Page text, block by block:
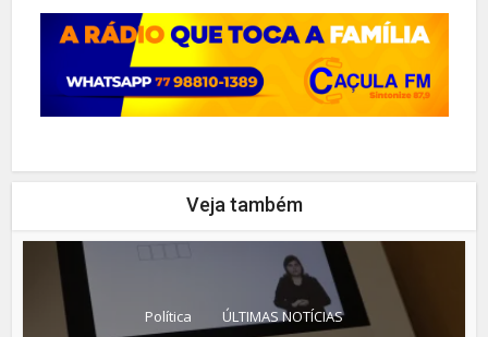
Veja também
Política ÚLTIMAS NOTÍCIAS